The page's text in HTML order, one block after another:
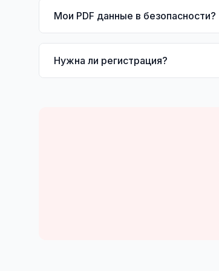
Мои PDF данные в безопасности?
Нужна ли регистрация?